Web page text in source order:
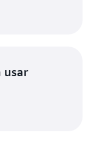
usar